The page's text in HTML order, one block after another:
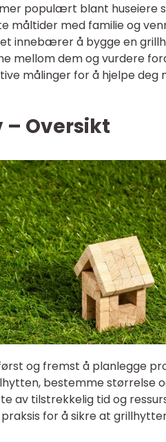
populært blant huseiere
måltider med familie og
innebærer å bygge en
mellom dem og vurdere
målinger for å hjelpe
Oversikt
og fremst å planlegge
bestemme størrelse
av tilstrekkelig tid og
for å sikre at